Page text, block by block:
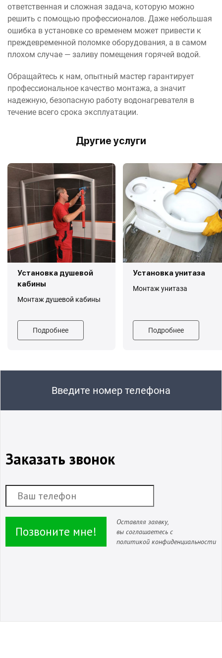
ответственная и сложная задача, которую можно
решить с помощью профессионалов. Даже небольшая
ошибка в установке со временем может привести к
преждевременной поломке оборудования, а в самом
плохом случае — заливу помещения горячей водой.
Обращайтесь к нам, опытный мастер гарантирует
профессиональное качество монтажа, а значит
надежную, безопасную работу водонагревателя в
течение всего срока эксплуатации.
Другие услуги
Установка душевой
кабины
Монтаж душевой кабины
Подробнее
Установка унитаза
Монтаж унитаза
Подробнее
Введите номер телефона
Заказать звонок
Позвоните мне!
Оставляя заявку,
вы соглашаетесь с
политикой конфиденциальности